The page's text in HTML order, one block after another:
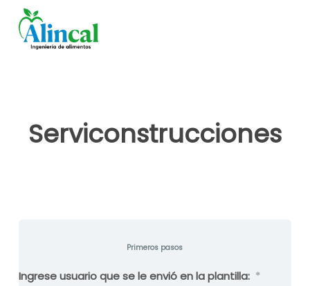
main
Serviconstrucciones
Primeros pasos
Ingrese usuario que se le envió en la plantilla: *